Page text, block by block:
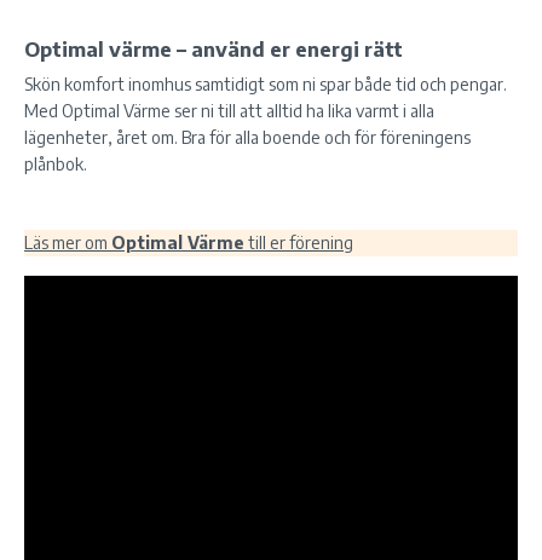
Optimal värme – använd er energi rätt
Skön komfort inomhus samtidigt som ni spar både tid och pengar.
Med Optimal Värme ser ni till att alltid ha lika varmt i alla
lägenheter, året om. Bra för alla boende och för föreningens
plånbok.
Läs mer om Optimal Värme till er förening